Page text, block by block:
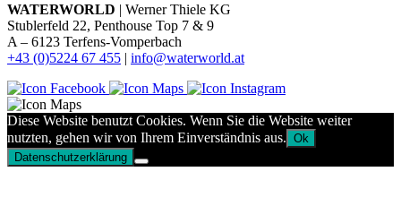
WATERWORLD | Werner Thiele KG
Stublerfeld 22, Penthouse Top 7 & 9
A – 6123 Terfens-Vomperbach
+43 (0)5224 67 455 | info@waterworld.at
Diese Website benutzt Cookies. Wenn Sie die Website weiter
nutzten, gehen wir von Ihrem Einverständnis aus. Ok
Datenschutzerklärung